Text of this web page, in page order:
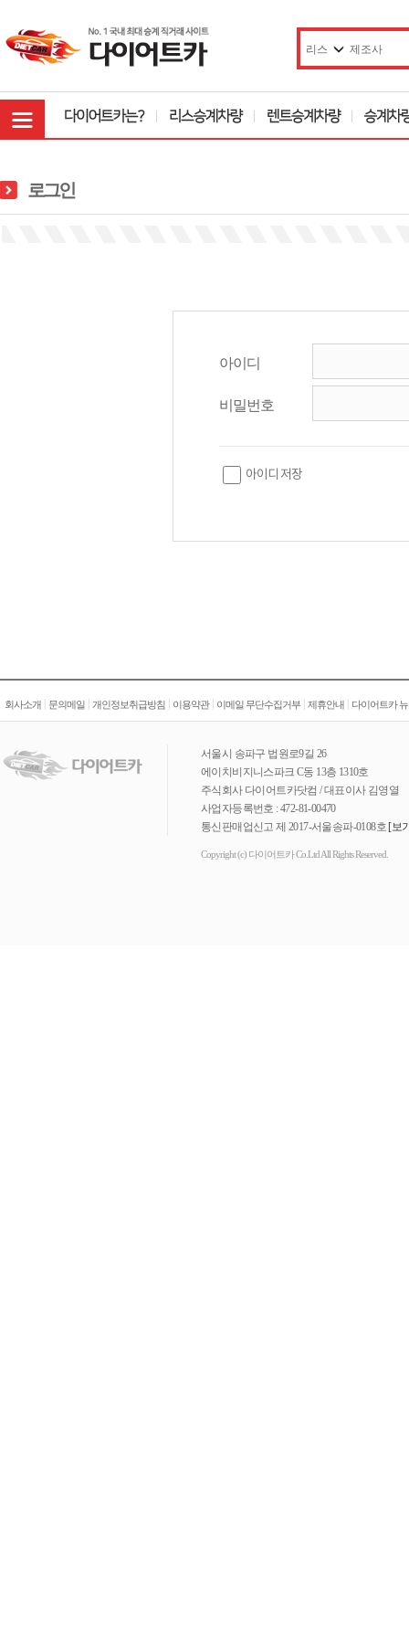
로그인
아이디
비밀번호
아이디 저장
회사소개 문의메일 개인정보취급방침 이용약관| 이메일 무단수집거부 제휴안내 다이어트카
서울시 송파구 법원로9길 26
에이치비지니스파크 C동 13층 1310호
주식회사 다이어트카닷컴 / 대표이사 김영열
사업자등록번호 : 472-81-00470
통신판매업신고 제 2017-서울송파-0108호 [보
Copyright (c) 다이어트카 Co.Ltd All Rights Reserved.